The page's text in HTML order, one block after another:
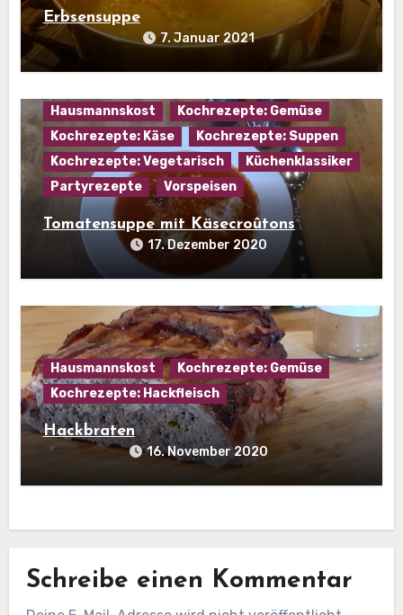
Erbsensuppe
7. Januar 2021
Hausmannskost
Kochrezepte: Gemüse
Kochrezepte: Käse
Kochrezepte: Suppen
Kochrezepte: Vegetarisch
Küchenklassiker
Partyrezepte
Vorspeisen
Tomatensuppe mit Käsecroûtons
17. Dezember 2020
Hausmannskost
Kochrezepte: Gemüse
Kochrezepte: Hackfleisch
Hackbraten
16. November 2020
Schreibe einen Kommentar